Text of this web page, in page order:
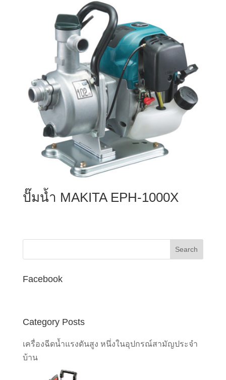
฿7,550.00.฿7,190.00.
ปั๊มน้ำ MAKITA EPH-1000X
Facebook
Category Posts
เครื่องฉีดน้ำแรงดันสูง หนึ่งในอุปกรณ์สามัญประจำ
บ้าน